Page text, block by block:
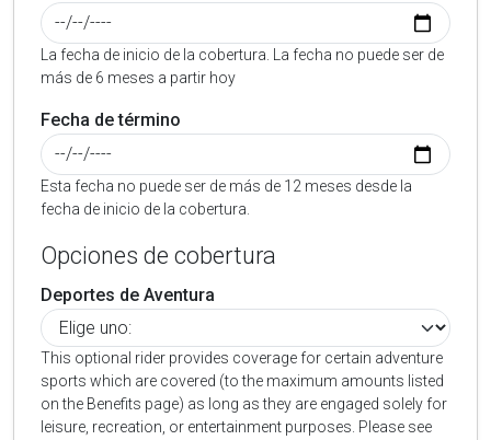
La fecha de inicio de la cobertura. La fecha no puede ser de
más de 6 meses a partir hoy
Fecha de término
Esta fecha no puede ser de más de 12 meses desde la
fecha de inicio de la cobertura.
Opciones de cobertura
Deportes de Aventura
This optional rider provides coverage for certain adventure
sports which are covered (to the maximum amounts listed
on the Benefits page) as long as they are engaged solely for
leisure, recreation, or entertainment purposes. Please see